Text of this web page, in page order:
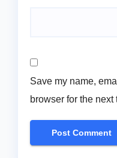
Save my name,
browser for the next